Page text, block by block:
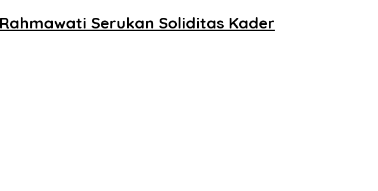
Serukan Soliditas Kader